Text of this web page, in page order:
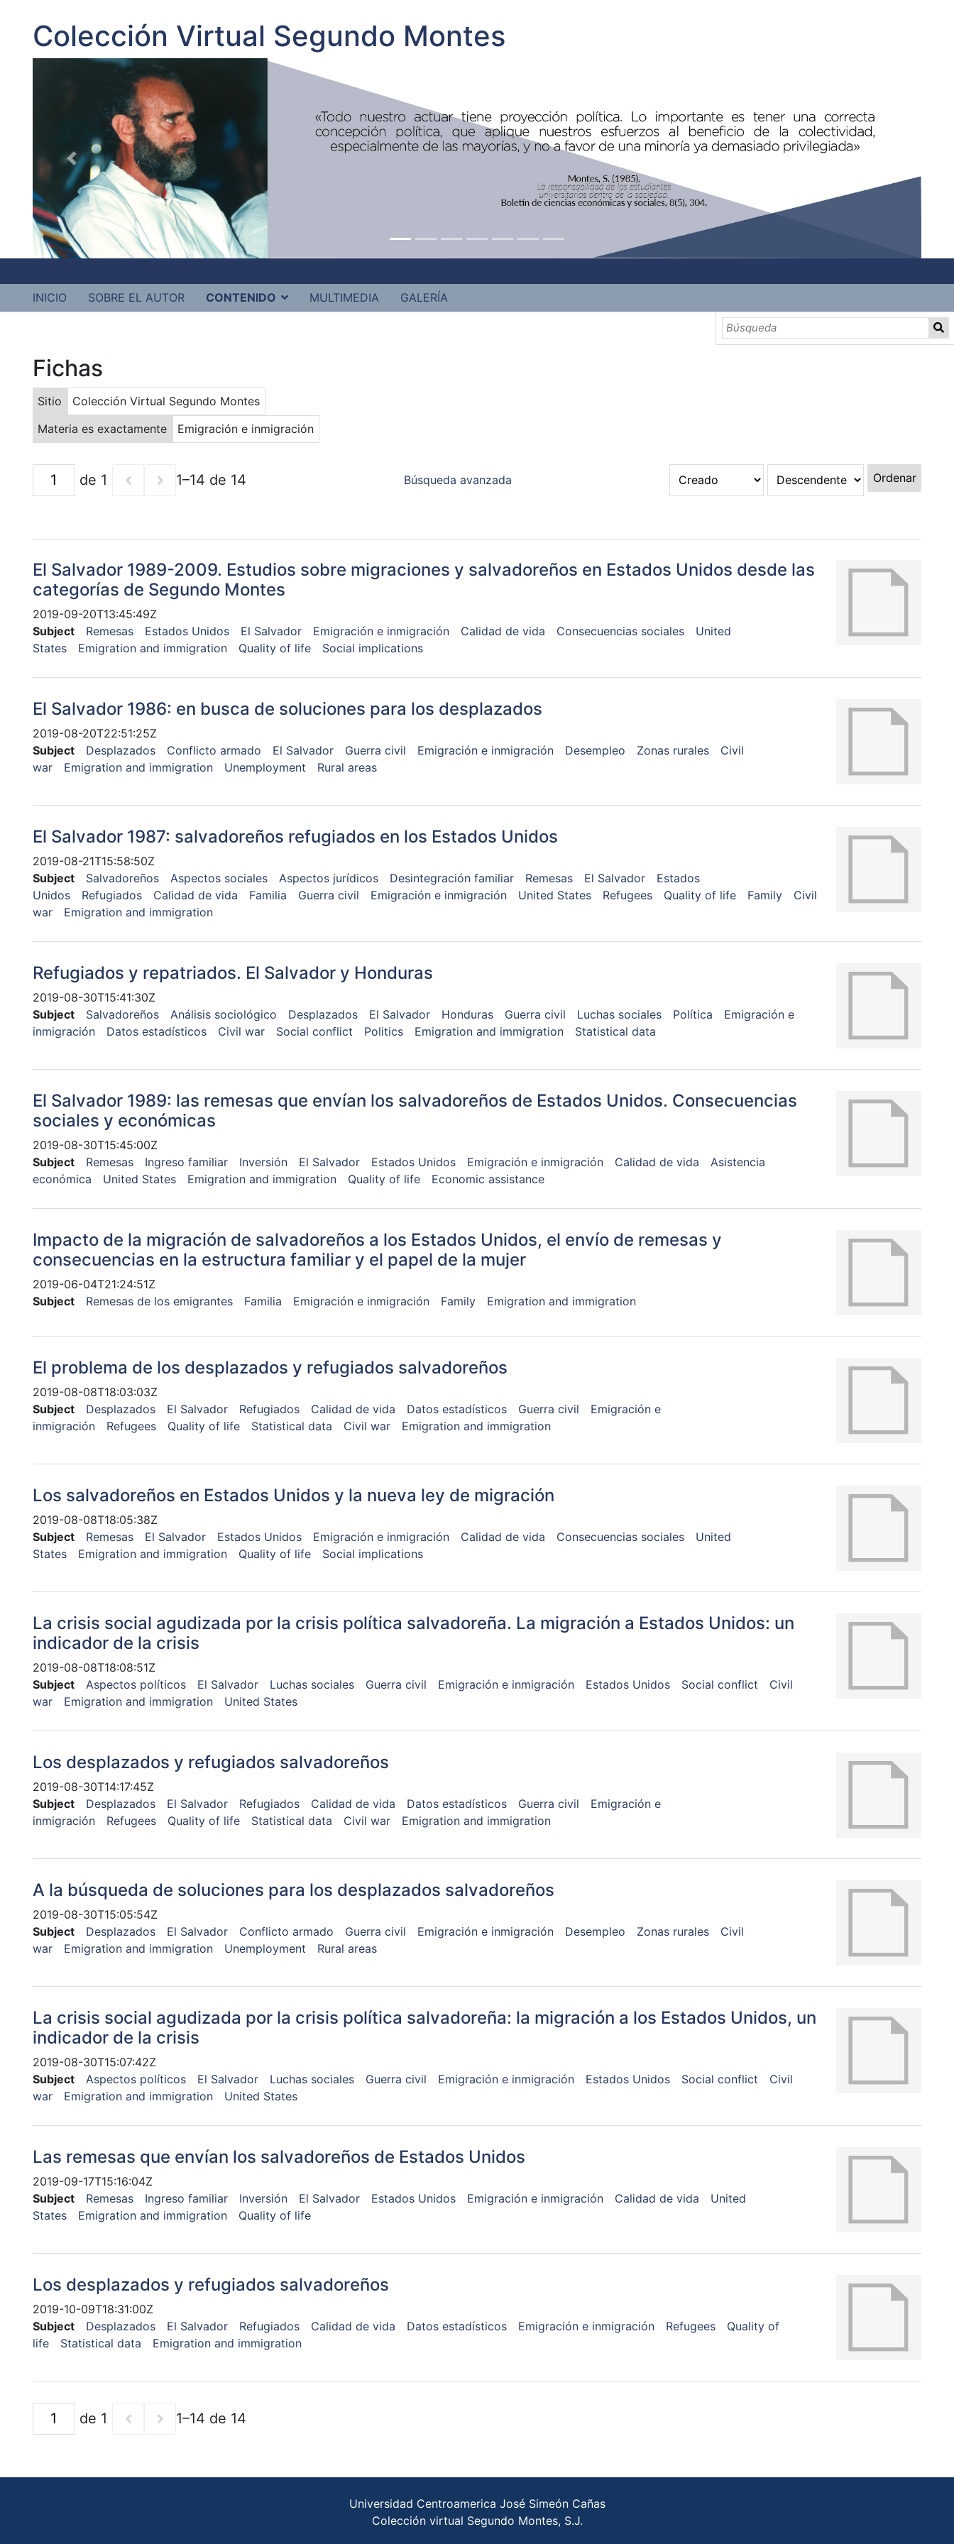
Colección Virtual Segundo Montes
INICIO SOBRE EL AUTOR CONTENIDO MULTIMEDIA GALERÍA
Fichas
Sitio
Colección Virtual Segundo Montes
Materia es exactamente
Emigración e inmigración
de 1 1–14 de 14 Búsqueda avanzada Ordenar
El Salvador 1989-2009. Estudios sobre migraciones y salvadoreños en Estados Unidos desde las
categorías de Segundo Montes
2019-09-20T13:45:49Z
Subject
Remesas Estados Unidos El Salvador Emigración e inmigración Calidad de vida Consecuencias sociales
United
States
Emigration and immigration Quality of life Social implications
El Salvador 1986: en busca de soluciones para los desplazados
2019-08-20T22:51:25Z
Subject
Desplazados Conflicto armado El Salvador Guerra civil Emigración e inmigración Desempleo Zonas rurales
Civil
war
Emigration and immigration Unemployment Rural areas
El Salvador 1987: salvadoreños refugiados en los Estados Unidos
2019-08-21T15:58:50Z
Subject
Salvadoreños Aspectos sociales Aspectos jurídicos Desintegración familiar Remesas El Salvador
Estados
Unidos
Refugiados Calidad de vida Familia Guerra civil Emigración e inmigración United States Refugees Quality of life Family
Civil
war
Emigration and immigration
Refugiados y repatriados. El Salvador y Honduras
2019-08-30T15:41:30Z
Subject
Salvadoreños Análisis sociológico Desplazados El Salvador Honduras Guerra civil Luchas sociales Política
Emigración e
inmigración
Datos estadísticos Civil war Social conflict Politics Emigration and immigration Statistical data
El Salvador 1989: las remesas que envían los salvadoreños de Estados Unidos. Consecuencias
sociales y económicas
2019-08-30T15:45:00Z
Subject
Remesas Ingreso familiar Inversión El Salvador Estados Unidos Emigración e inmigración Calidad de vida
Asistencia
económica
United States Emigration and immigration Quality of life Economic assistance
Impacto de la migración de salvadoreños a los Estados Unidos, el envío de remesas y
consecuencias en la estructura familiar y el papel de la mujer
2019-06-04T21:24:51Z
Subject
Remesas de los emigrantes Familia Emigración e inmigración Family Emigration and immigration
El problema de los desplazados y refugiados salvadoreños
2019-08-08T18:03:03Z
Subject
Desplazados El Salvador Refugiados Calidad de vida Datos estadísticos Guerra civil
Emigración e
inmigración
Refugees Quality of life Statistical data Civil war Emigration and immigration
Los salvadoreños en Estados Unidos y la nueva ley de migración
2019-08-08T18:05:38Z
Subject
Remesas El Salvador Estados Unidos Emigración e inmigración Calidad de vida Consecuencias sociales
United
States
Emigration and immigration Quality of life Social implications
La crisis social agudizada por la crisis política salvadoreña. La migración a Estados Unidos: un
indicador de la crisis
2019-08-08T18:08:51Z
Subject
Aspectos políticos El Salvador Luchas sociales Guerra civil Emigración e inmigración Estados Unidos Social conflict
Civil
war
Emigration and immigration United States
Los desplazados y refugiados salvadoreños
2019-08-30T14:17:45Z
Subject
Desplazados El Salvador Refugiados Calidad de vida Datos estadísticos Guerra civil
Emigración e
inmigración
Refugees Quality of life Statistical data Civil war Emigration and immigration
A la búsqueda de soluciones para los desplazados salvadoreños
2019-08-30T15:05:54Z
Subject
Desplazados El Salvador Conflicto armado Guerra civil Emigración e inmigración Desempleo Zonas rurales
Civil
war
Emigration and immigration Unemployment Rural areas
La crisis social agudizada por la crisis política salvadoreña: la migración a los Estados Unidos, un
indicador de la crisis
2019-08-30T15:07:42Z
Subject
Aspectos políticos El Salvador Luchas sociales Guerra civil Emigración e inmigración Estados Unidos Social conflict
Civil
war
Emigration and immigration United States
Las remesas que envían los salvadoreños de Estados Unidos
2019-09-17T15:16:04Z
Subject
Remesas Ingreso familiar Inversión El Salvador Estados Unidos Emigración e inmigración Calidad de vida
United
States
Emigration and immigration Quality of life
Los desplazados y refugiados salvadoreños
2019-10-09T18:31:00Z
Subject
Desplazados El Salvador Refugiados Calidad de vida Datos estadísticos Emigración e inmigración Refugees
Quality of
life
Statistical data Emigration and immigration
de 1 1–14 de 14
Universidad Centroamerica José Simeón Cañas
Colección virtual Segundo Montes, S.J.